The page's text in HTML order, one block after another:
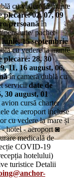
cu vedere la munte
plecare: 02, 07, 09
persoanăîn
pachet
iunie, 15 septembrie
cu vedere la munte
plecare: 28, 30
11, 16 august, 06,
în cameră dublă cu
serviciidate de
30 august, 01
cursă charter
de aeroport incluse
cu vedere la mare și
hotel - aeroport ◙
medicală de
COVID-19
hotelului)
turistice Detalii